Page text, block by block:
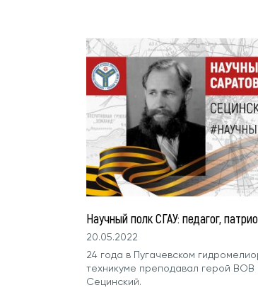
Научный полк СГАУ: педагог,
20.05.2022
24 года в Пугачевском
техникуме преподавал герой ВОВ
Сецинский.